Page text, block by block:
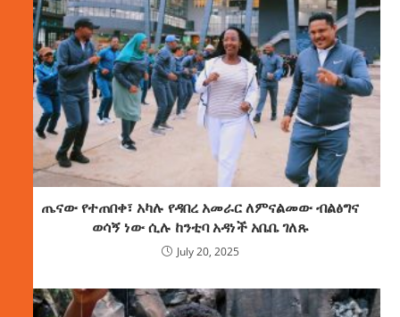
ጤናው የተጠበቀ፣ አካሉ የዳበረ አመራር ለምናልመው ብልፅግና
ወሳኝ ነው ሲሉ ከንቲባ አዳነች አቤቤ ገለጹ
July 20, 2025